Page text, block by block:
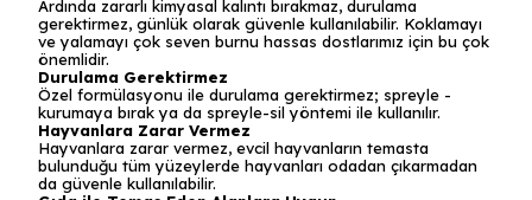
Ardında zararlı kimyasal kalıntı bırakmaz, durulama
gerektirmez, günlük olarak güvenle kullanılabilir. Koklamayı
ve yalamayı çok seven burnu hassas dostlarımız için bu çok
önemlidir.
Durulama Gerektirmez
Özel formülasyonu ile durulama gerektirmez; spreyle -
kurumaya bırak ya da spreyle-sil yöntemi ile kullanılır.
Hayvanlara Zarar Vermez
Hayvanlara zarar vermez, evcil hayvanların temasta
bulunduğu tüm yüzeylerde hayvanları odadan çıkarmadan
da güvenle kullanılabilir.